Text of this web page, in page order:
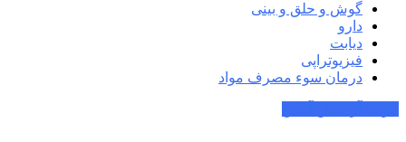
گوش و حلق و بینی
دارو
دیابت
فیزیوتراپی
درمان سوء مصرف مواد